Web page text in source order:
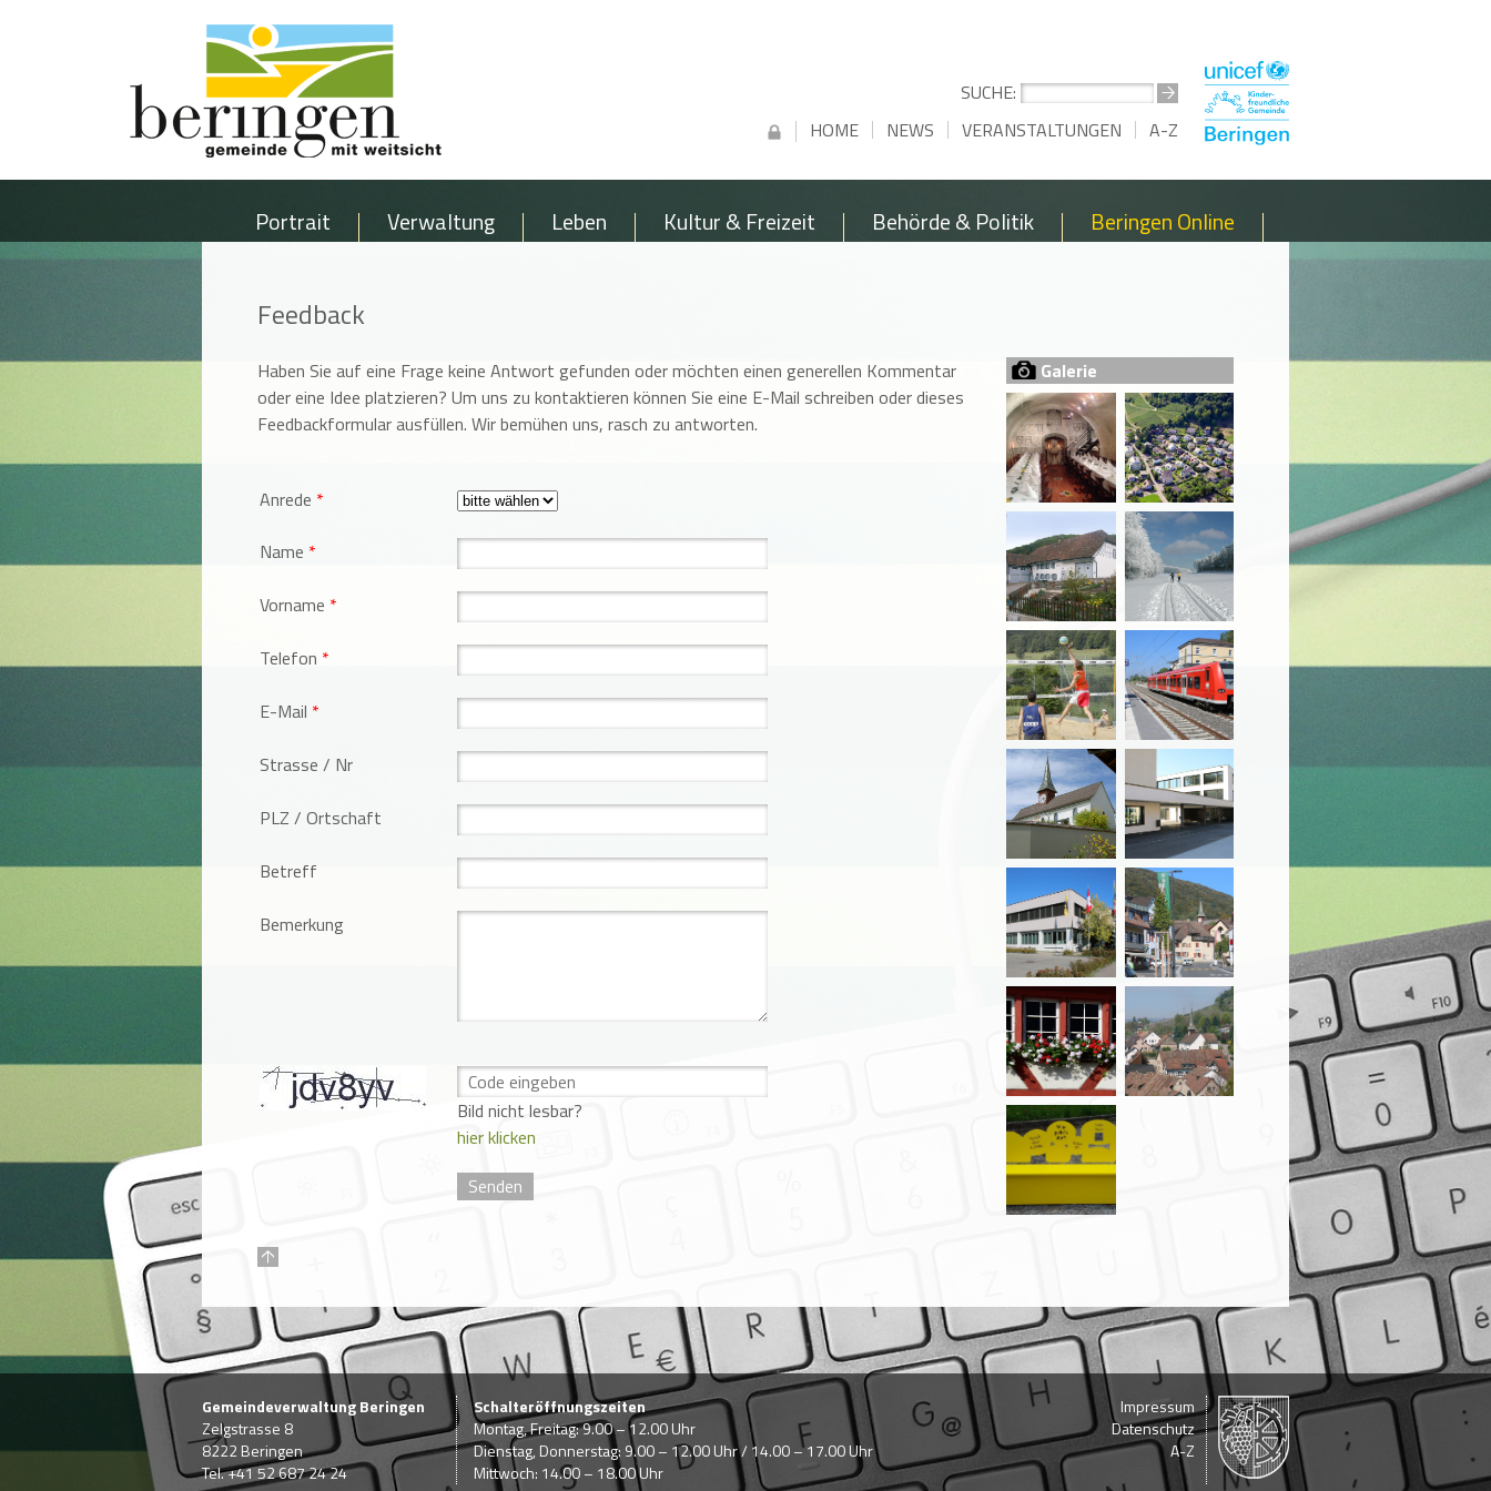
HOME NEWS VERANSTALTUNGEN A-Z
SUCHE:
Portrait Verwaltung Leben Kultur & Freizeit Behörde & Politik Beringen Online
Feedback
Haben Sie auf eine Frage keine Antwort gefunden oder möchten einen generellen Kommentar
oder eine Idee platzieren? Um uns zu kontaktieren können Sie eine E-Mail schreiben oder dieses
Feedbackformular ausfüllen. Wir bemühen uns, rasch zu antworten.
Anrede *
Name *
Vorname *
Telefon *
E-Mail *
Strasse / Nr
PLZ / Ortschaft
Betreff
Bemerkung
Bild nicht lesbar?
hier klicken
Galerie
Gemeindeverwaltung Beringen
Zelgstrasse 8
8222 Beringen
Tel. +41 52 687 24 24
Schalteröffnungszeiten
Montag, Freitag: 9.00 – 12.00 Uhr
Dienstag, Donnerstag: 9.00 – 12.00 Uhr / 14.00 – 17.00 Uhr
Mittwoch: 14.00 – 18.00 Uhr
Impressum
Datenschutz
A-Z